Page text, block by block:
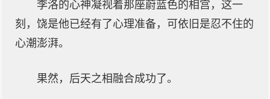
李洛的心神凝视着那座蔚蓝色的相宫，这一
刻，饶是他已经有了心理准备，可依旧是忍不住的
心潮澎湃。
果然，后天之相融合成功了。